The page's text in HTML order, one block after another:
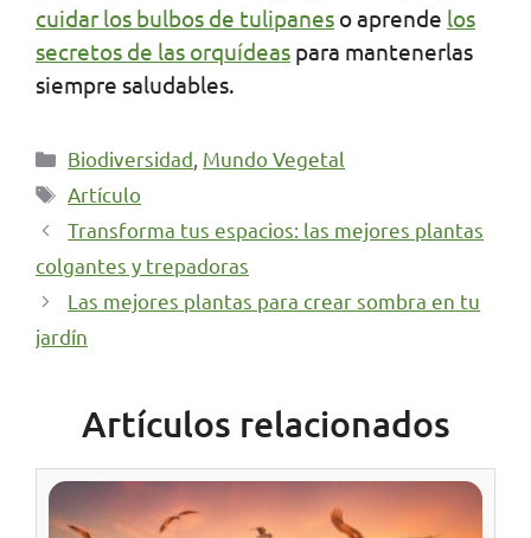
cuidar los bulbos de tulipanes o aprende los
secretos de las orquídeas para mantenerlas
siempre saludables.
Categorías
Biodiversidad Mundo Vegetal
Etiquetas
Artículo
Transforma tus espacios: las mejores plantas
colgantes y trepadoras
Las mejores plantas para crear sombra en tu
jardín
Artículos relacionados